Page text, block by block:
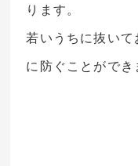
ります。
若いうちに抜い
に防ぐことができ